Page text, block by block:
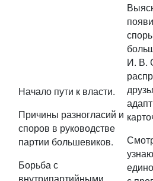
Начало пути к власти.
Причины разногласий и
споров в руководстве
партии большевиков.
Борьба с
И. В.